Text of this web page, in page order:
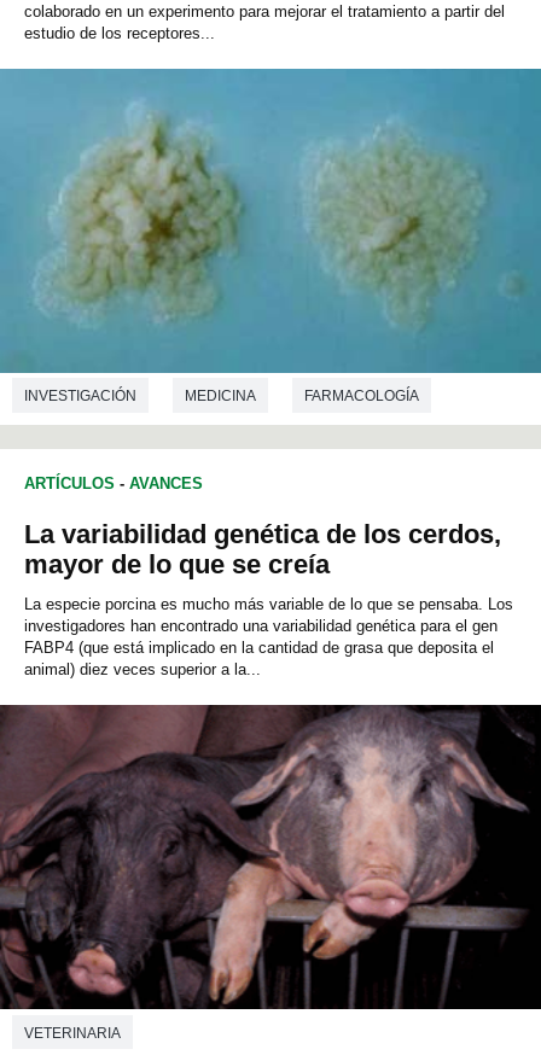
colaborado en un experimento para mejorar el tratamiento a partir del
estudio de los receptores...
INVESTIGACIÓN MEDICINA FARMACOLOGÍA
MICROBIOLOGÍA
ARTÍCULOS - AVANCES
La variabilidad genética de los cerdos,
mayor de lo que se creía
La especie porcina es mucho más variable de lo que se pensaba. Los
investigadores han encontrado una variabilidad genética para el gen
FABP4 (que está implicado en la cantidad de grasa que deposita el
animal) diez veces superior a la...
VETERINARIA